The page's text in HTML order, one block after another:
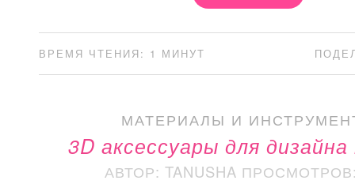
ВРЕМЯ ЧТЕНИЯ: 1 МИНУТ
МАТЕРИАЛЫ И
3D аксессуары для
АВТОР: TANUSHA